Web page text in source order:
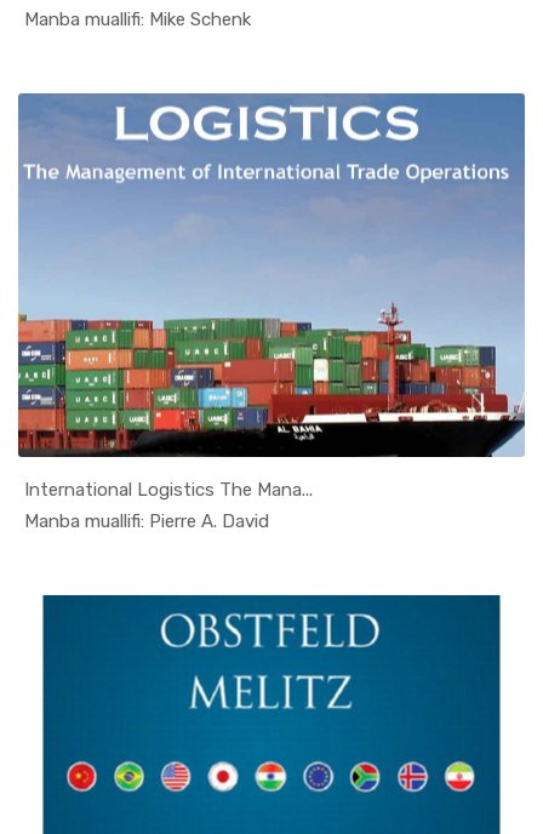
Manba muallifi: Mike SchenkIn Jahon i...
International Logistics The Mana...
Manba muallifi: Pierre A. David
In Jahon i...